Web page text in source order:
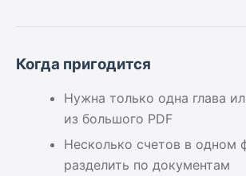
Когда пригодится
Нужна только одна глава
из большого PDF
Несколько счетов в одном
разделить по документам